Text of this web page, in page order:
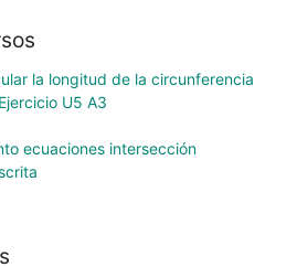
la longitud de la circunferencia
U5 A3
ecuaciones intersección